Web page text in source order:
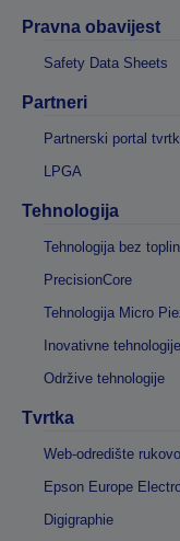
Pravna obavijest
Safety Data Sheets
Partneri
Partnerski portal
LPGA
Tehnologija
Tehnologija bez
PrecisionCore
Tehnologija Micro
Inovativne tehnologije
Održive tehnologije
Tvrtka
Web-odredište
Epson Europe
Digigraphie